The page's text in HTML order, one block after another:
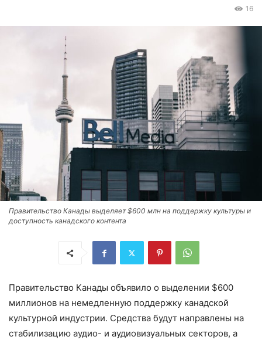
16
Правительство Канады выделяет $600 млн на поддержку культуры и
доступность канадского контента
Правительство Канады объявило о выделении $600
миллионов на немедленную поддержку канадской
культурной индустрии. Средства будут направлены на
стабилизацию аудио- и аудиовизуальных секторов, а